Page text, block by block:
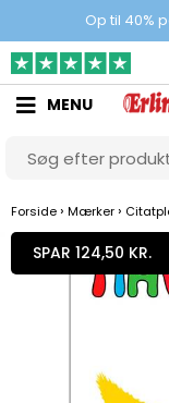
Op til 40%
MENU
Forside › Mærker ›
SPAR 124,50 KR.